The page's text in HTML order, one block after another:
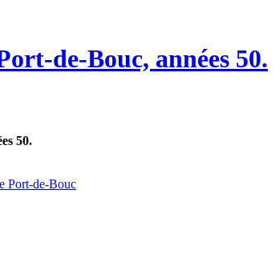
de-Bouc, années 50.
50.
Port-de-Bouc